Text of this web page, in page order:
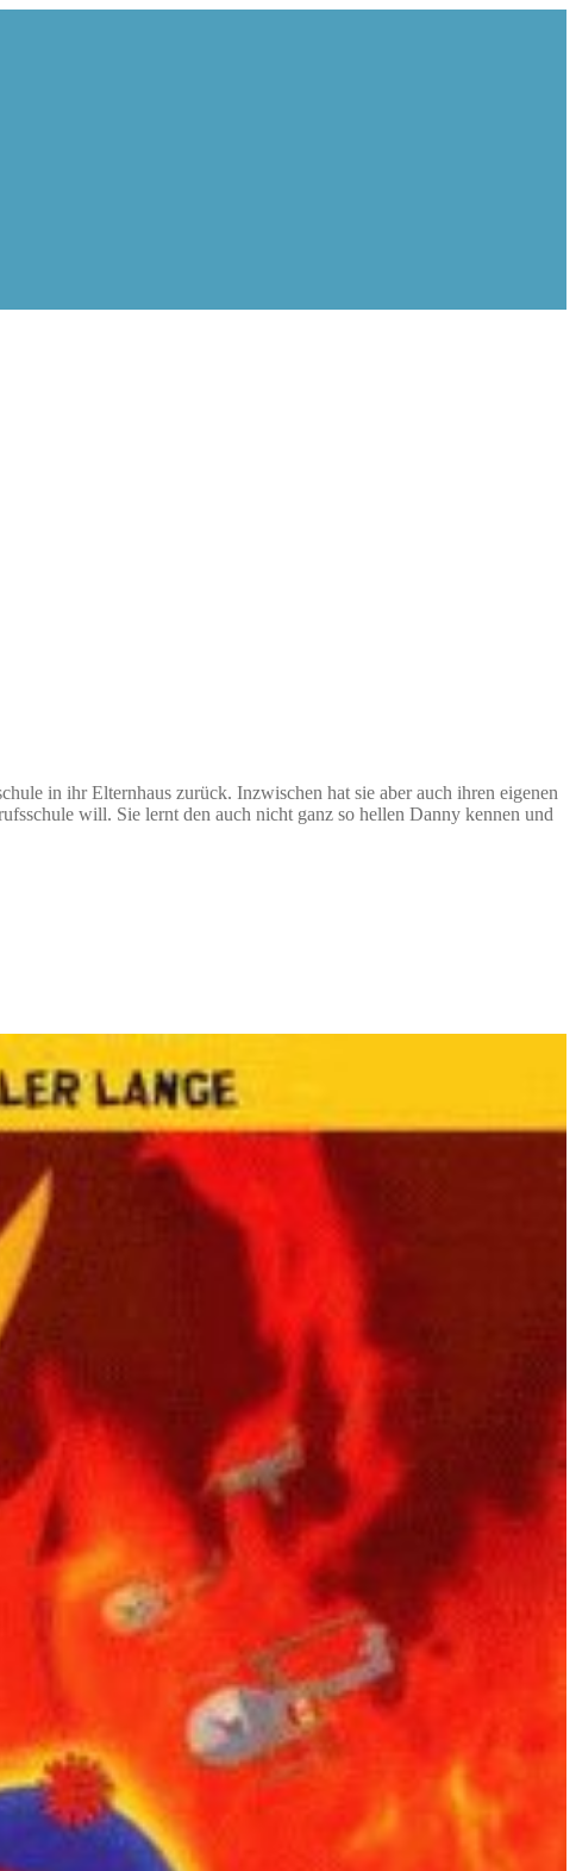
in ihr Elternhaus zurück. Inzwischen hat sie aber auch ihren eigenen
will. Sie lernt den auch nicht ganz so hellen Danny kennen und